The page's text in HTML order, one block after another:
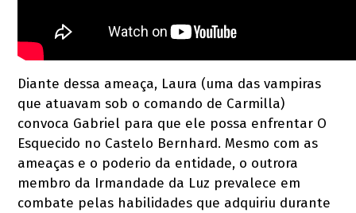
Diante dessa ameaça, Laura (uma das vampiras
que atuavam sob o comando de Carmilla)
convoca Gabriel para que ele possa enfrentar O
Esquecido no Castelo Bernhard. Mesmo com as
ameaças e o poderio da entidade, o outrora
membro da Irmandade da Luz prevalece em
combate pelas habilidades que adquiriu durante